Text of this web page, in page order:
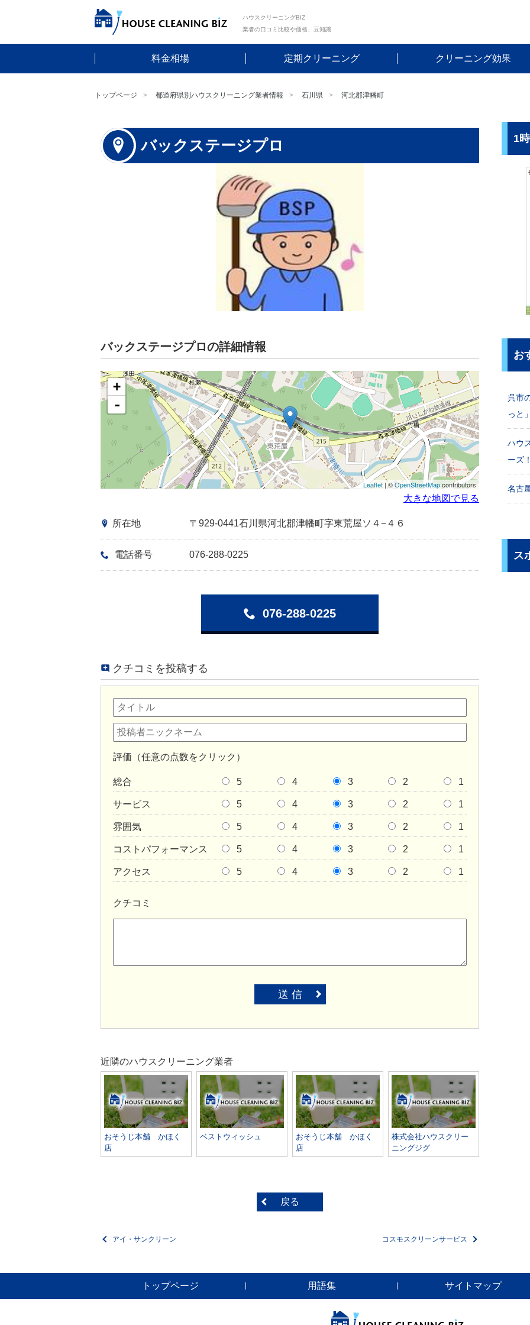
ハウスクリーニングBIZ
業者の口コミ比較や価格、豆知識
料金相場 定期クリーニング クリーニング効果
トップページ 都道府県別ハウスクリーニング業者情報 石川県 河北郡津幡町
バックステージプロ
バックステージプロの詳細情報
+
-
Leaflet | ©OpenStreetMapcontributors
大きな地図で見る
所在地 〒929-0441石川県河北郡津幡町字東荒屋ソ４−４６
電話番号 076-288-0225
076-288-0225
クチコミを投稿する
評価（任意の点数をクリック）
総合 5 4 3 2 1
サービス 5 4 3 2 1
雰囲気 5 4 3 2 1
コストパフォーマンス 5 4 3 2 1
アクセス 5 4 3 2 1
クチコミ
送 信
近隣のハウスクリーニング業者
おそうじ本舗 かほく
店
ベストウィッシュ
おそうじ本舗 かほく
店
株式会社ハウスクリー
ニングジグ
戻る
アイ・サンクリーン コスモスクリーンサービス
1
お
呉市
っと」
ハウ
ーズ！
名古
ス
トップページ 用語集 サイトマップ